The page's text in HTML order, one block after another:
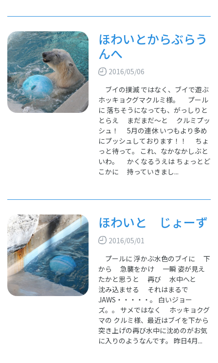
ほわいとからぶらう
んへ
2016/05/06
ブイの撲滅 ではなく、ブイで遊ぶ
ホッキョクグマクルミ様。 プール
に 落ちそうになっても、がっしりと
とらえ まだまだ～と クルミプッ
シュ！ 5月の連休 いつもより多め
にプッシュしております！！ ちょ
っと待って。 これ、なかなかしぶと
いわ。 かくなるうえは ちょっとど
こかに 持っていきまし...
ほわいと じょーず
2016/05/01
プールに 浮かぶ水色のブイに 下
から 急襲をかけ 一瞬 姿が見え
たかと思うと 再び 水中へと
沈み込ませる それはまるで
JAWS・・・・・。 白いジョー
ズ。。 サメではなく ホッキョクグ
マの クルミ様、最近はブイを下から
突き上げの再び水中に沈めのがお気
に入りのようなんです。 昨日4月...